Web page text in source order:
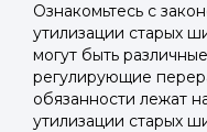
Ознакомьтесь с
утилизации старых
могут быть
регулирующие
обязанности лежат
утилизации старых